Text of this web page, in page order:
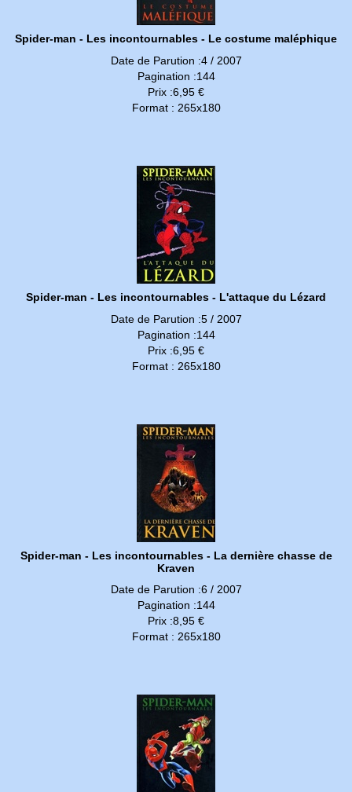
Spider-man - Les incontournables - Le costume maléphique
Date de Parution :4 / 2007
Pagination :144
Prix :6,95 €
Format : 265x180
Spider-man - Les incontournables - L'attaque du Lézard
Date de Parution :5 / 2007
Pagination :144
Prix :6,95 €
Format : 265x180
Spider-man - Les incontournables - La dernière chasse de
Kraven
Date de Parution :6 / 2007
Pagination :144
Prix :8,95 €
Format : 265x180